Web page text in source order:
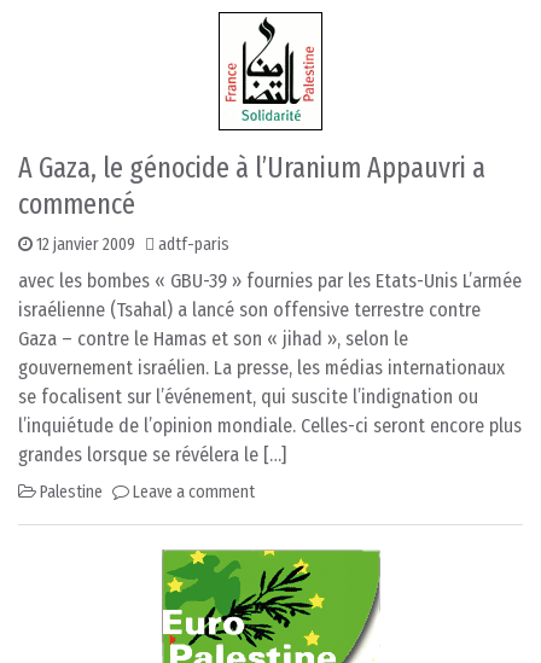
A Gaza, le génocide à l’Uranium Appauvri a
commencé
12 janvier 2009 adtf-paris
avec les bombes « GBU-39 » fournies par les Etats-Unis L’armée
israélienne (Tsahal) a lancé son offensive terrestre contre
Gaza – contre le Hamas et son « jihad », selon le
gouvernement israélien. La presse, les médias internationaux
se focalisent sur l’événement, qui suscite l’indignation ou
l’inquiétude de l’opinion mondiale. Celles-ci seront encore plus
grandes lorsque se révélera le […]
Palestine Leave a comment